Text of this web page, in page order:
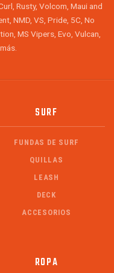
Rusty, Volcom, Maui and
NMD, VS, Pride, 5C, No
MS Vipers, Evo, Vulcan,
SURF
FUNDAS DE SURF
QUILLAS
LEASH
DECK
ACCESORIOS
ROPA